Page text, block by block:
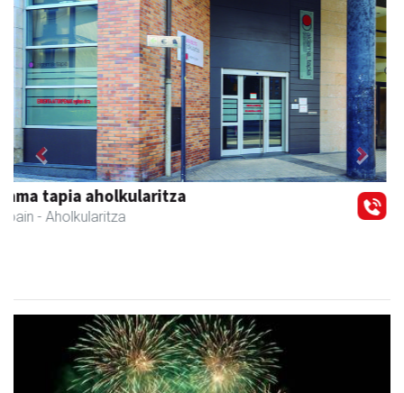
Azkain motoak
Andoain - Motor dendak
Previous Next